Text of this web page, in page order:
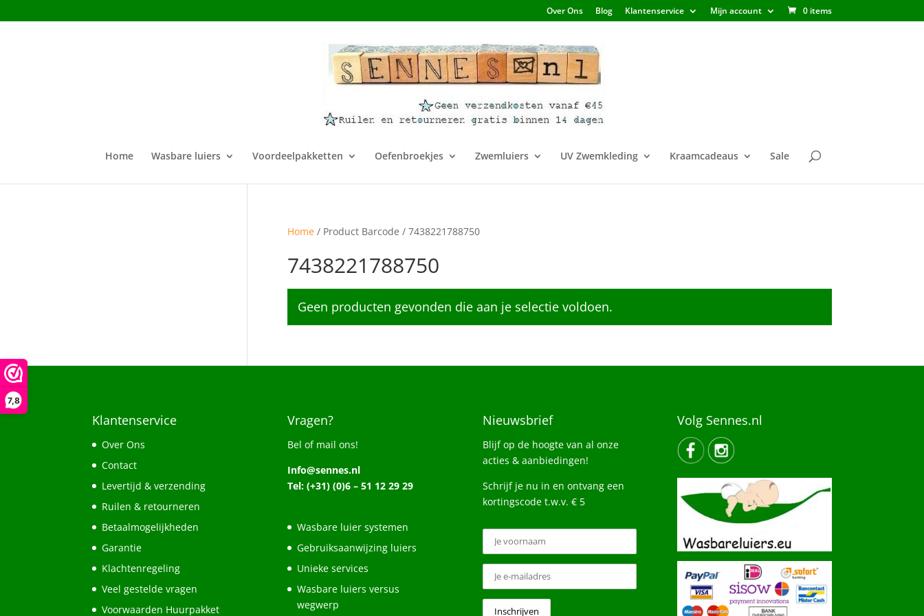
7,8
Over Ons Blog Klantenservice Mijn account 0 items
Home Wasbare luiers Voordeelpakketten Oefenbroekjes Zwemluiers UV Zwemkleding Kraamcadeaus Sale
Home/ Product Barcode / 7438221788750
7438221788750
Geen producten gevonden die aan je selectie voldoen.
Klantenservice
Over Ons
Contact
Levertijd & verzending
Ruilen & retourneren
Betaalmogelijkheden
Garantie
Klachtenregeling
Veel gestelde vragen
Voorwaarden Huurpakket
Vragen?
Bel of mail ons!
Info@sennes.nl
Tel: (+31) (0)6 – 51 12 29 29
Wasbare luier systemen
Gebruiksaanwijzing luiers
Unieke services
Wasbare luiers versus
wegwerp
Nieuwsbrief
Blijf op de hoogte van al onze
acties & aanbiedingen!
Schrijf je nu in en ontvang een
kortingscode t.w.v. € 5
Volg Sennes.nl